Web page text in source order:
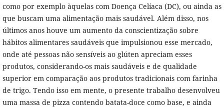
como por exemplo àquelas com Doença Celíaca (DC), ou ainda as
que buscam uma alimentação mais saudável. Além disso, nos
últimos anos houve um aumento da conscientização sobre
hábitos alimentares saudáveis que impulsionou esse mercado,
onde até pessoas não sensíveis ao glúten apreciam esses
produtos, considerando-os mais saudáveis e de qualidade
superior em comparação aos produtos tradicionais com farinha
de trigo. Tendo isso em mente, o presente trabalho desenvolveu
uma massa de pizza contendo batata-doce como base, e ainda